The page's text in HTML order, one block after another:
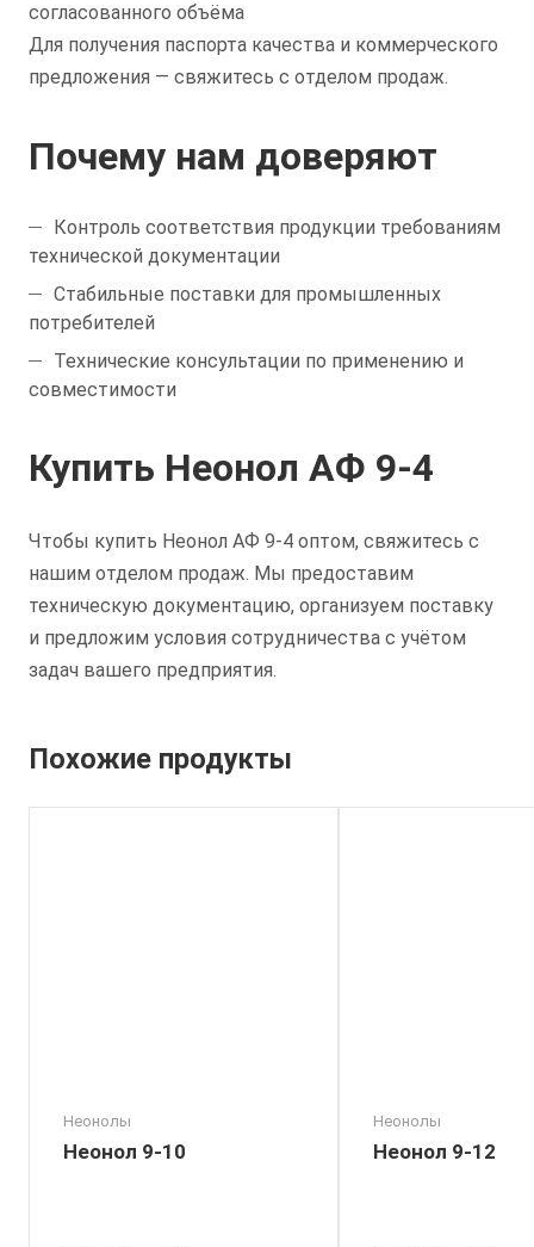
согласованного объёма
Для получения паспорта качества и коммерческого
предложения — свяжитесь с отделом продаж.
Почему нам доверяют
Контроль соответствия продукции требованиям
технической документации
Стабильные поставки для промышленных
потребителей
Технические консультации по применению и
совместимости
Купить Неонол АФ 9-4
Чтобы купить Неонол АФ 9-4 оптом, свяжитесь с
нашим отделом продаж. Мы предоставим
техническую документацию, организуем поставку
и предложим условия сотрудничества с учётом
задач вашего предприятия.
Похожие продукты
Неонолы
Неонол 9-10
Неонолы
Неонол 9-12